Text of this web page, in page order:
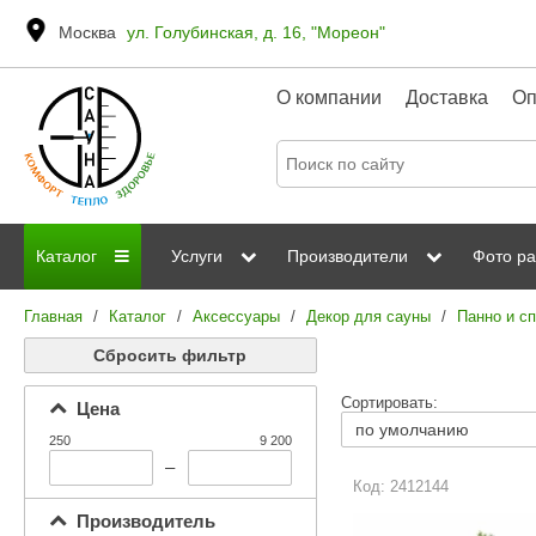
Москва ул. Голубинская, д. 16, "Мореон"
О компании Доставка
Каталог
Дровяные печи
Электрические печи
Услуги
Сауны
ИК сауны
Производители
Grandis
Kastor Sawo
Steam and Water
Фото
Главная / Каталог / Аксессуары / Декор для сауны / Панно и
Сбросить фильтр
Цена
250
–
9 200
Производитель
Сортировать:
Код: 2412144